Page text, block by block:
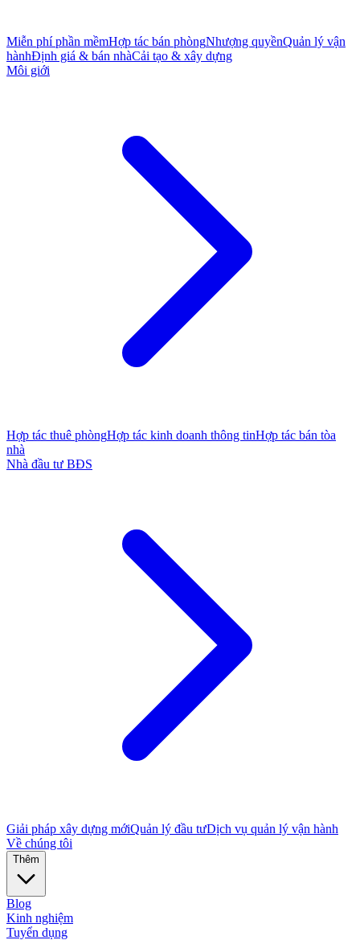
Miễn phí phần mềmHợp tác bán phòngNhượng quyềnQuản lý vận
hànhĐịnh giá & bán nhàCải tạo & xây dựng
Môi giới
Hợp tác thuê phòngHợp tác kinh doanh thông tinHợp tác bán tòa
nhà
Nhà đầu tư BĐS
Giải pháp xây dựng mớiQuản lý đầu tưDịch vụ quản lý vận hành
Về chúng tôi
Thêm
Blog
Kinh nghiệm
Tuyển dụng